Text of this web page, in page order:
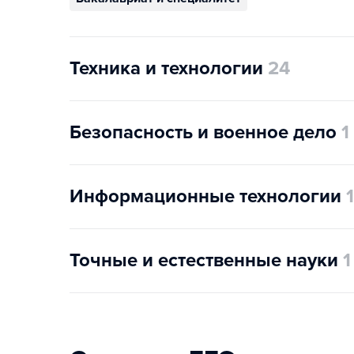
Техника и технологии 24
Безопасность и военное дело 1
Информационные технологии
Точные и естественные науки 1